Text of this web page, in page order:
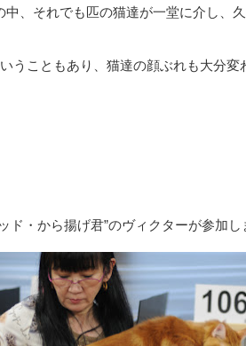
中、それでも匹の猫達が一堂に介し、
うこともあり、猫達の顔ぶれも大分変
ド・から揚げ君”のヴィクターが参加し